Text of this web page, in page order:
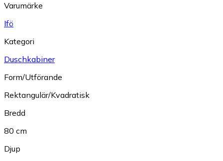
Varumärke
Ifö
Kategori
Duschkabiner
Form/Utförande
Rektangulär/Kvadratisk
Bredd
80 cm
Djup